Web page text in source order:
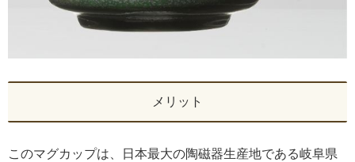
メリット
このマグカップは、日本最大の陶磁器生産地である岐阜県